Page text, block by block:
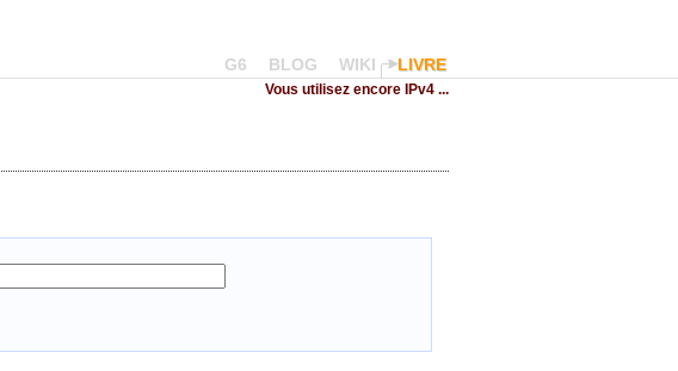
G6 BLOG WIKI LIVRE
Vous utilisez encore IPv4 ...